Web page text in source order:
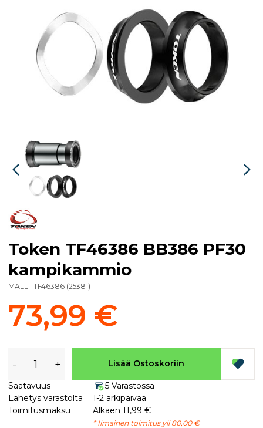
Token TF46386 BB386 PF30
kampikammio
MALLI: TF46386 (25381)
73,99 €
- + Lisää Ostoskoriin
Saatavuus
5 Varastossa
Lähetys varastolta
1-2 arkipäivää
Toimitusmaksu
Alkaen 11,99 €
* Ilmainen toimitus yli 80,00 €